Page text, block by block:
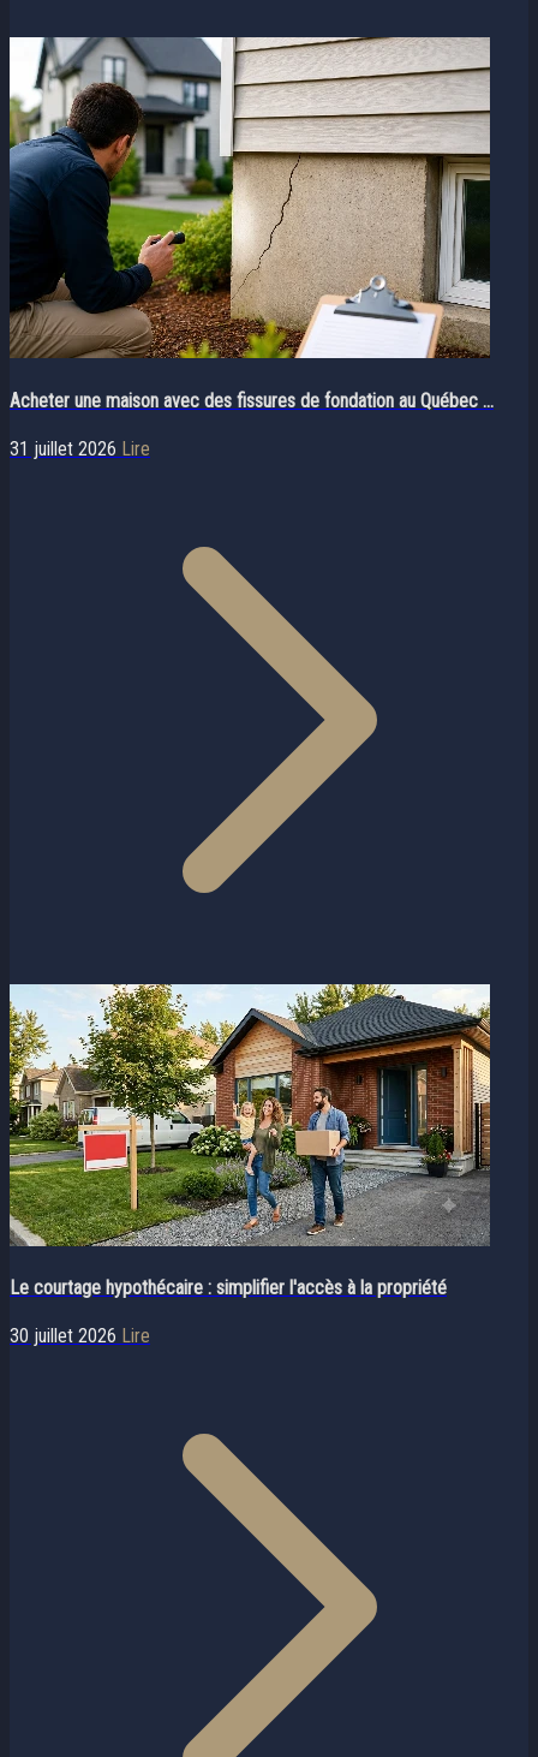
Acheter une maison avec des fissures de fondation au Québec ...
31 juillet 2026 Lire
Le courtage hypothécaire : simplifier l'accès à la propriété
30 juillet 2026 Lire